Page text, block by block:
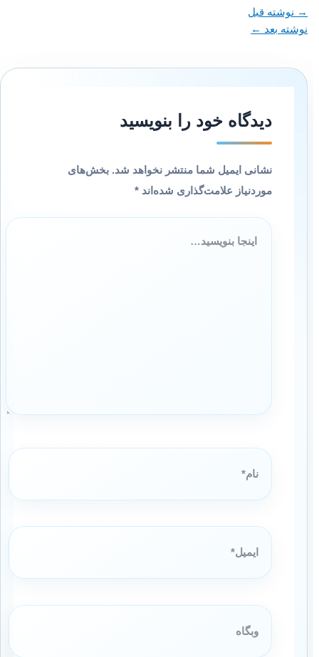
→نوشته قبل
نوشته بعد←
دیدگاه‌ خود را بنویسید
نشانی ایمیل شما منتشر نخواهد شد. بخش‌های
موردنیاز علامت‌گذاری شده‌اند*
اینجا
بنویسید…
نام*
ایمیل*
وبگاه